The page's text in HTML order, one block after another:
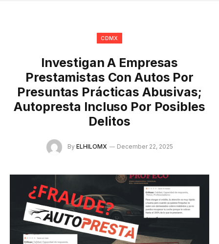
CDMX
Investigan A Empresas
Prestamistas Con Autos Por
Presuntas Prácticas Abusivas;
Autopresta Incluso Por Posibles
Delitos
By ELHILOMX December 22, 2025